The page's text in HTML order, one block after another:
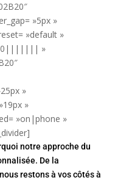
»5px »
»default »
»
»
»
»on|phone »
notre approche du
De la
restons à vos côtés à